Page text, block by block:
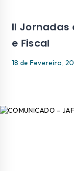
II
e Fiscal
18 de Fevereiro,